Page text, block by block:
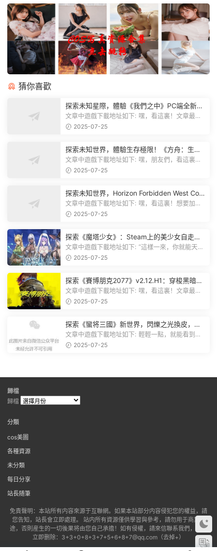
猜你喜歡
探索未知星際，體驗《我們之中》PC端全新版
本
文章中遊戲下載地址如下: 嘿，看這裏！文章最後
有個圖片，點一下就能加入我們遊...
2025-07-25
探索未知世界，體驗生存極限！《方舟：生存
飛升》v38.9中文版全新升級！
文章中遊戲下載地址如下: 嘿，朋友們，看這裏！
《方舟：生存飛升》這個遊戲超火...
2025-07-25
探索未知世界，Horizon Forbidden West Com
plete Edition正式發布！
文章中遊戲下載地址如下: 嘿，看這裏！想要加入
遊戲資源分享群，就點文章最後那...
2025-07-25
探索《魔塔少女》：Steam上的美少女自走
棋，戰鬥與策略的雙重盛宴！
文章中遊戲下載地址如下: “這樣一來，你就能天天
2025-07-25
探索《賽博朋克2077》v2.12.H1：穿梭黑暗都
市，感受未來世界的震撼
文章中遊戲下載地址如下: 嘿，看這裏！文章最後
有個圖片，點一下就能加入我們的...
2025-07-25
探索《蠻将三國》新世界，閃爍之光換皮，共
赴手遊盛宴！
文章中遊戲下載地址如下: 輕輕一點，就能看到原
文。 滑動一下屏幕，就能看到...
2025-07-25
歸檔
歸檔
分類
cos美圖
各種資源
未分類
每日分享
站長随筆
免責聲明：本站所有内容來源于互聯網。如果本站部分内容侵犯您的權益，請
您告知，站長會立即處理。 站内所有資源僅供學習與參考，請勿用于商業用
途，否則産生的一切後果将由您自己承擔！如有侵權，請來信聯系我們，我們
立即删除：3+3+0+8+3+7+5+6+8+7@qq.com（去掉+）